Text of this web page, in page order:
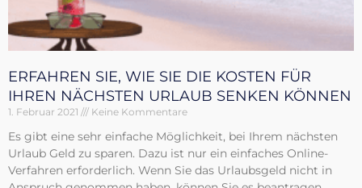
ERFAHREN SIE, WIE SIE DIE KOSTEN FÜR
IHREN NÄCHSTEN URLAUB SENKEN KÖNNEN
1. Februar 2021 Keine Kommentare
Es gibt eine sehr einfache Möglichkeit, bei Ihrem nächsten
Urlaub Geld zu sparen. Dazu ist nur ein einfaches Online-
Verfahren erforderlich. Wenn Sie das Urlaubsgeld nicht in